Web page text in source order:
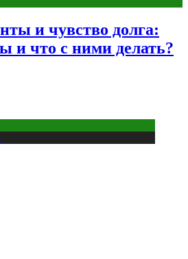
и чувство долга:
и что с ними делать?